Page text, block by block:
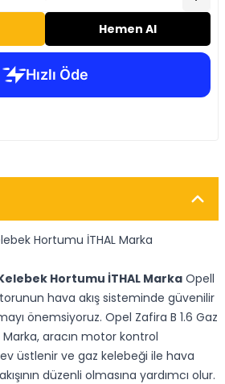
Hemen Al
Hortumu İTHAL Marka
Hortumu İTHAL Marka Opell
hava akış sisteminde güvenilir
önemsiyoruz. Opel Zafira B 1.6 Gaz
Marka, aracın motor kontrol
üstlenir ve gaz kelebeği ile hava
düzenli olmasına yardımcı olur.